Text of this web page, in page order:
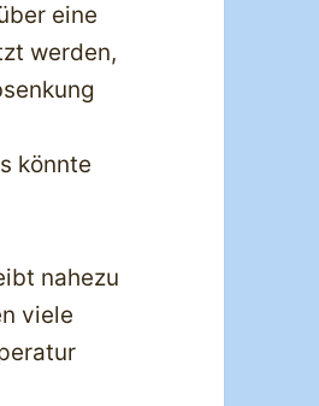
eine
werden,
könnte
nahezu
viele